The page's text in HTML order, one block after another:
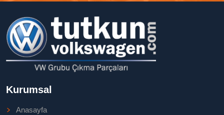
Kurumsal
Anasayfa